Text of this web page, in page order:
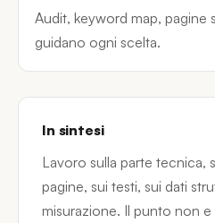
Audit, keyword map, pagine
guidano ogni scelta.
In sintesi
Lavoro sulla parte tecnica,
pagine, sui testi, sui dati
misurazione. Il punto non e